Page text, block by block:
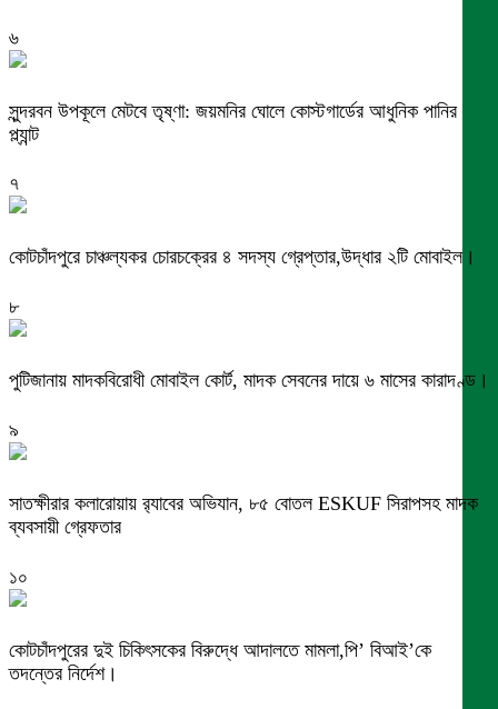
৬
সুন্দরবন উপকূলে মেটবে তৃষ্ণা: জয়মনির ঘোলে কোস্টগার্ডের আধুনিক পানির
প্ল্যান্ট
৭
কোটচাঁদপুরে চাঞ্চল্যকর চোরচক্রের ৪ সদস্য গ্রেপ্তার,উদ্ধার ২টি মোবাইল।
৮
পুটিজানায় মাদকবিরোধী মোবাইল কোর্ট, মাদক সেবনের দায়ে ৬ মাসের কারাদণ্ড।
৯
সাতক্ষীরার কলারোয়ায় র‍্যাবের অভিযান, ৮৫ বোতল ESKUF সিরাপসহ মাদক
ব্যবসায়ী গ্রেফতার
১০
কোটচাঁদপুরের দুই চিকিৎসকের বিরুদ্ধে আদালতে মামলা,পি’ বিআই’কে
তদন্তের নির্দেশ।